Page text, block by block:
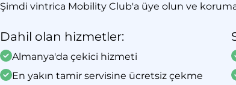
Şimdi vintrica Mobility Club'a üye olun ve
Dahil olan hizmetler:
Almanya'da çekici hizmeti
En yakın tamir servisine ücretsiz çekme